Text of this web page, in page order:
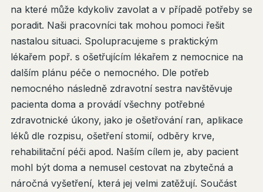
na které může kdykoliv zavolat a v případě potřeby se
poradit. Naši pracovníci tak mohou pomoci řešit
nastalou situaci. Spolupracujeme s praktickým
lékařem popř. s ošetřujícím lékařem z nemocnice na
dalším plánu péče o nemocného. Dle potřeb
nemocného následně zdravotní sestra navštěvuje
pacienta doma a provádí všechny potřebné
zdravotnické úkony, jako je ošetřování ran, aplikace
léků dle rozpisu, ošetření stomií, odběry krve,
rehabilitační péči apod. Naším cílem je, aby pacient
mohl být doma a nemusel cestovat na zbytečná a
náročná vyšetření, která jej velmi zatěžují. Součást